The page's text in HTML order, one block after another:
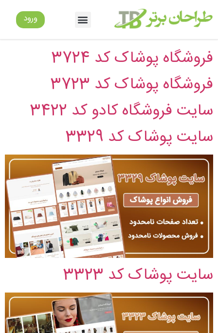
ورود گانه
فروشگاه پوشاک کد 3724
فروشگاه پوشاک کد 3723
سایت فروشگاه کادو کد 3422
سایت پوشاک کد 3329
سایت پوشاک کد 3323